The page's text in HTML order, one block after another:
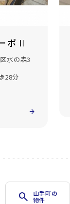
ポⅡ
水の森3
28分
arrow_forward
search
山手町の
物件